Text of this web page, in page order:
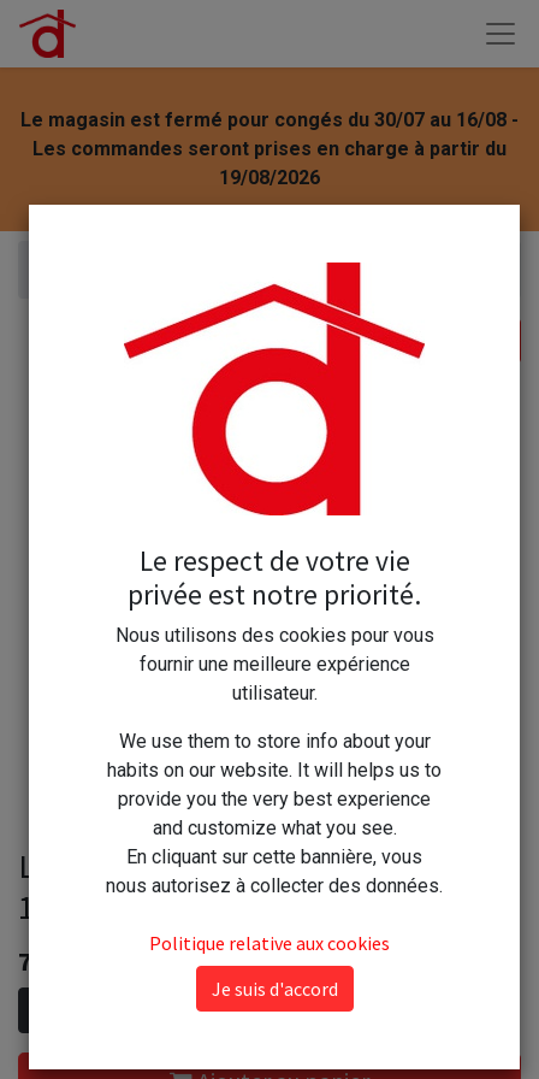
Le magasin est fermé pour congés du 30/07 au 16/08 -
Les commandes seront prises en charge à partir du
19/08/2026
Le vrai crème à récurer émail inox 1l
Le vrai crème à récurer émail inox
1l
7,80
Le respect de votre vie
privée est notre priorité.
Nous utilisons des cookies pour vous
fournir une meilleure expérience
utilisateur.
We use them to store info about your
habits on our website. It will helps us to
provide you the very best experience
and customize what you see.
En cliquant sur cette bannière, vous
nous autorisez à collecter des données.
Politique relative aux cookies
Je suis d'accord